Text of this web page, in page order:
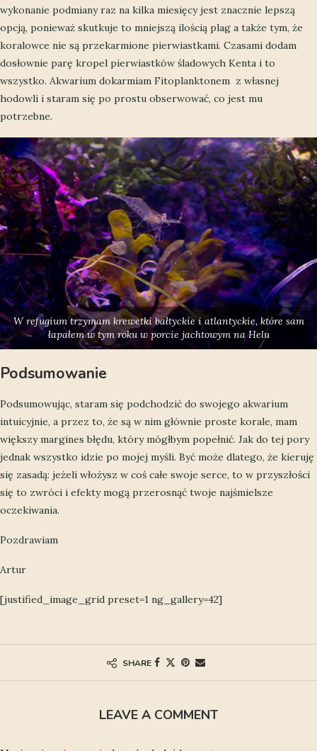
wykonanie podmiany raz na kilka miesięcy jest znacznie lepszą
opcją, ponieważ skutkuje to mniejszą ilością plag a także tym, że
koralowce nie są przekarmione pierwiastkami. Czasami dodam
dosłownie parę kropel pierwiastków śladowych Kenta i to
wszystko. Akwarium dokarmiam Fitoplanktonem z własnej
hodowli i staram się po prostu obserwować, co jest mu
potrzebne.
W refugium trzymam krewetki bałtyckie i atlantyckie, które sam
łapałem w tym roku w porcie jachtowym na Helu
Podsumowanie
Podsumowując, staram się podchodzić do swojego akwarium
intuicyjnie, a przez to, że są w nim głównie proste korale, mam
większy margines błędu, który mógłbym popełnić. Jak do tej pory
jednak wszystko idzie po mojej myśli. Być może dlatego, że kieruję
się zasadą: jeżeli włożysz w coś całe swoje serce, to w przyszłości
się to zwróci i efekty mogą przerosnąć twoje najśmielsze
oczekiwania.
Pozdrawiam
Artur
[justified_image_grid preset=1 ng_gallery=42]
SHARE
LEAVE A COMMENT